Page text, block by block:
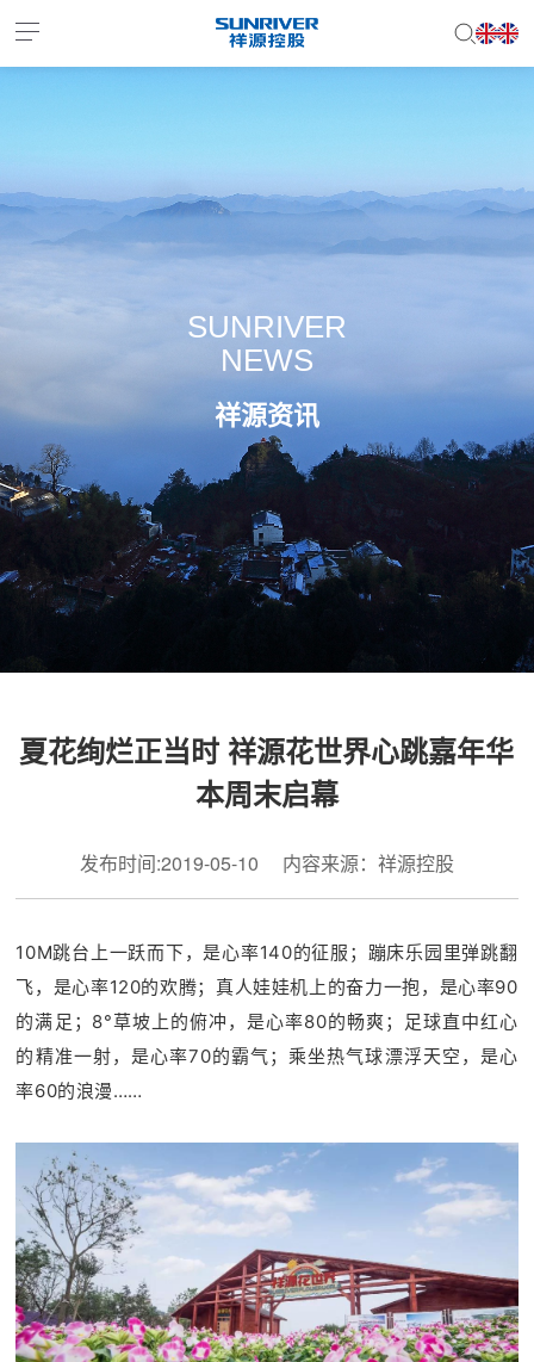
ENJP
SUNRIVER
NEWS
祥源资讯
夏花绚烂正当时 祥源花世界心跳嘉年华
本周末启幕
发布时间:2019-05-10 内容来源：祥源控股
10M跳台上一跃而下，是心率140的征服；蹦床乐园里弹跳翻
飞，是心率120的欢腾；真人娃娃机上的奋力一抱，是心率90
的满足；8°草坡上的俯冲，是心率80的畅爽；足球直中红心
的精准一射，是心率70的霸气；乘坐热气球漂浮天空，是心
率60的浪漫……